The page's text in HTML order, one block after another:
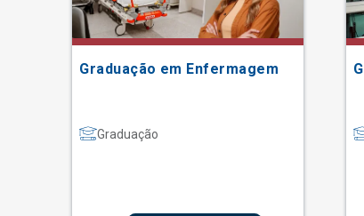
Graduação em Enfermagem
Graduação